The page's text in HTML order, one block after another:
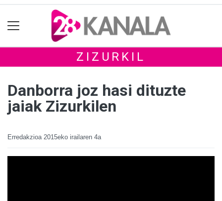
ZIZURKIL
Danborra joz hasi dituzte
jaiak Zizurkilen
Erredakzioa 2015eko irailaren 4a